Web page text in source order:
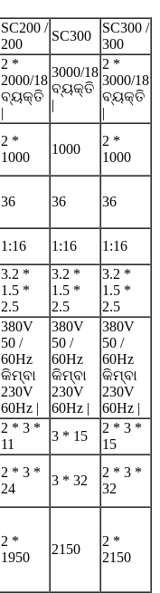
SC200 /
200
SC300
SC300 /
300
2 *
2000/18
ବ୍ୟକ୍ତି
|
3000/18
ବ୍ୟକ୍ତି
|
2 *
3000/18
ବ୍ୟକ୍ତି
|
2 *
1000
1000
2 *
1000
36 36 36
1:16 1:16 1:16
3.2 *
1.5 *
2.5
3.2 *
1.5 *
2.5
3.2 *
1.5 *
2.5
380V
50 /
60Hz
କିମ୍ବା
230V
60Hz |
380V
50 /
60Hz
କିମ୍ବା
230V
60Hz |
380V
50 /
60Hz
କିମ୍ବା
230V
60Hz |
2 * 3 *
11
3 * 15
2 * 3 *
15
2 * 3 *
24
3 * 32
2 * 3 *
32
2 *
1950
2150
2 *
2150